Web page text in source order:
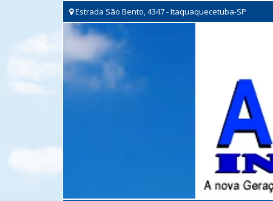
Estrada São Bento, 4347 - Itaquaquecetuba-SP